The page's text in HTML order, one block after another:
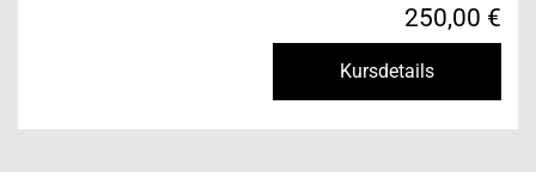
250,00 €
Kursdetails